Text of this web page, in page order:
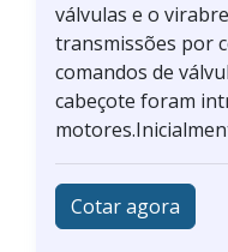
válvulas e o
transmissões por
comandos de
cabeçote foram
Cotar agora